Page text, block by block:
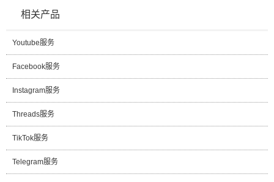
相关产品
Youtube服务
Facebook服务
Instagram服务
Threads服务
TikTok服务
Telegram服务